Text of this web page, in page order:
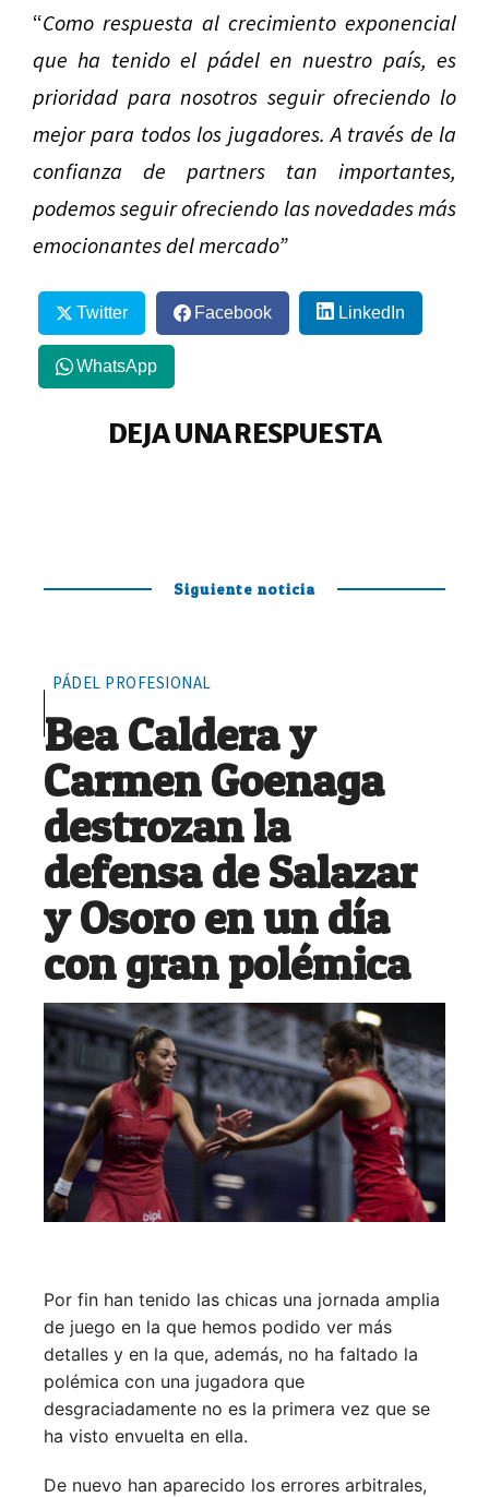
“Como respuesta al crecimiento exponencial
que ha tenido el pádel en nuestro país, es
prioridad para nosotros seguir ofreciendo lo
mejor para todos los jugadores. A través de la
confianza de partners tan importantes,
podemos seguir ofreciendo las novedades más
emocionantes del mercado”
Twitter Facebook LinkedIn
WhatsApp
DEJA UNA RESPUESTA
Siguiente noticia
PÁDEL PROFESIONAL
Bea Caldera y
Carmen Goenaga
destrozan la
defensa de Salazar
y Osoro en un día
con gran polémica
Por fin han tenido las chicas una jornada amplia
de juego en la que hemos podido ver más
detalles y en la que, además, no ha faltado la
polémica con una jugadora que
desgraciadamente no es la primera vez que se
ha visto envuelta en ella.
De nuevo han aparecido los errores arbitrales,